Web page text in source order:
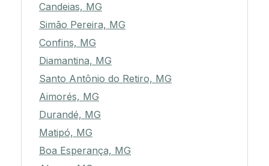
Candeias, MG
Simão Pereira, MG
Confins, MG
Diamantina, MG
Santo Antônio do Retiro, MG
Aimorés, MG
Durandé, MG
Matipó, MG
Boa Esperança, MG